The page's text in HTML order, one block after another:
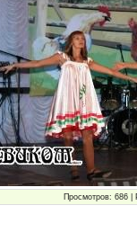
Просмотров: 686 |